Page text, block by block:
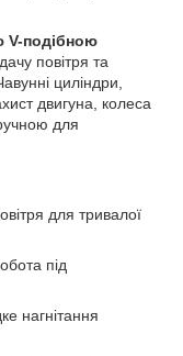
подібною
повітря та
циліндри,
двигуна, колеса
для
для тривалої
під
нагнітання